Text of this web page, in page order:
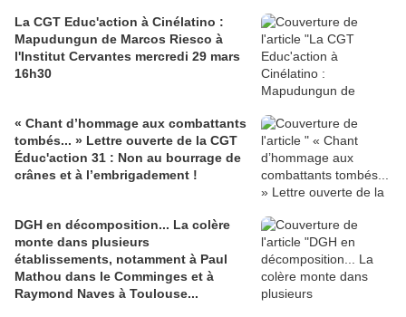
La CGT Educ'action à Cinélatino :
Mapudungun de Marcos Riesco à
l'Institut Cervantes mercredi 29 mars
16h30
« Chant d’hommage aux combattants
tombés... » Lettre ouverte de la CGT
Éduc'action 31 : Non au bourrage de
crânes et à l’embrigadement !
DGH en décomposition... La colère
monte dans plusieurs
établissements, notamment à Paul
Mathou dans le Comminges et à
Raymond Naves à Toulouse...